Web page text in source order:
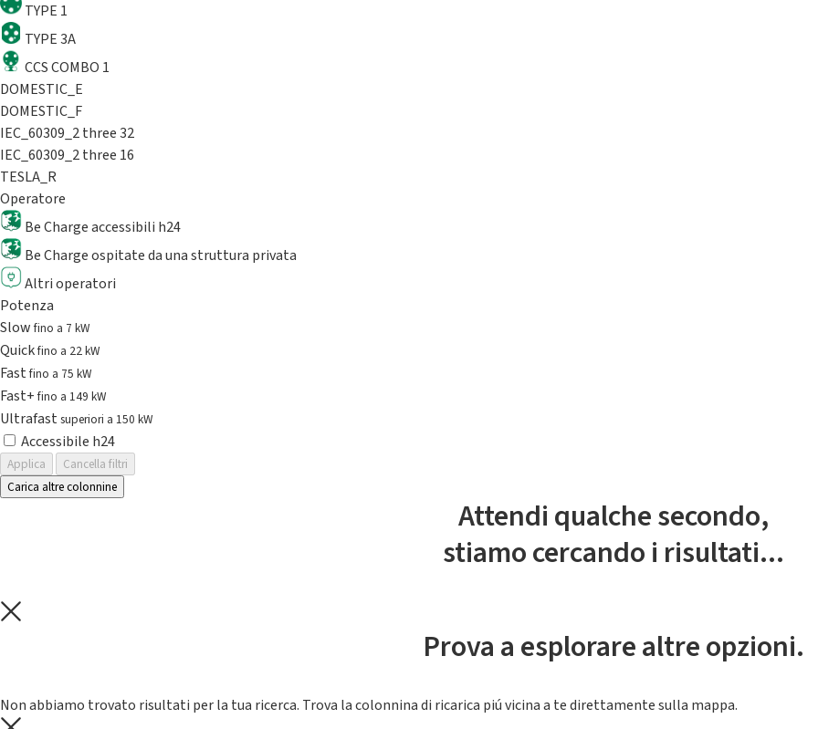
TYPE 1
TYPE 3A
CCS COMBO 1
DOMESTIC_E
DOMESTIC_F
IEC_60309_2 three 32
IEC_60309_2 three 16
TESLA_R
Operatore
Be Charge accessibili h24
Be Charge ospitate da una struttura privata
Altri operatori
Potenza
Slowfino a 7 kW
Quickfino a 22 kW
Fastfino a 75 kW
Fast+fino a 149 kW
Ultrafast superiori a 150 kW
Accessibile h24
Applica
Cancella filtri
Carica altre colonnine
Attendi qualche secondo,
stiamo cercando i risultati...
Prova a esplorare altre opzioni.
Non abbiamo trovato risultati per la tua ricerca. Trova la colonnina di ricarica piú vicina a te direttamente sulla mappa.